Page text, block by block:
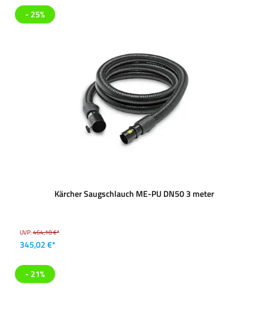
- 25%
Kärcher Saugschlauch ME-PU DN50 3 meter
UVP:464,10 €*
345,02 €*
- 21%